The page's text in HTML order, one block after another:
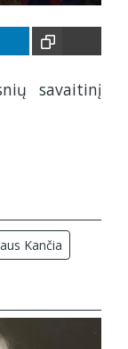
1
savaitinį
Kančia